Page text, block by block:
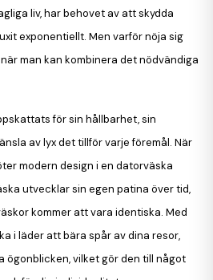
liv, har behovet av att skydda
exponentiellt. Men varför nöja sig
man kan kombinera det nödvändiga
för sin hållbarhet, sin
av lyx det tillför varje föremål. När
modern design i en datorväska
utvecklar sin egen patina över tid,
kommer att vara identiska. Med
i läder att bära spår av dina resor,
ögonblicken, vilket gör den till något